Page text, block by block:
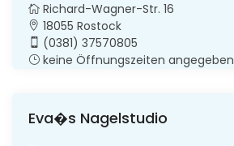
Richard-Wagner-Str. 16
18055 Rostock
(0381) 37570805
keine Öffnungszeiten angegeben
Eva�s Nagelstudio